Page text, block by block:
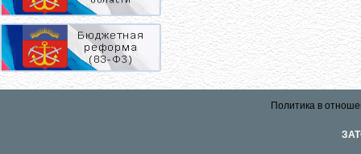
Политика в